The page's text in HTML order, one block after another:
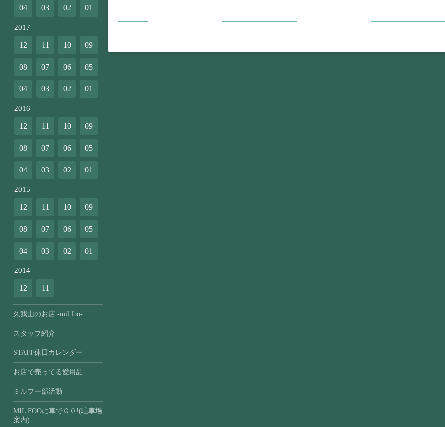
04 03 02 01
2017
12 11 10 09
08 07 06 05
04 03 02 01
2016
12 11 10 09
08 07 06 05
04 03 02 01
2015
12 11 10 09
08 07 06 05
04 03 02 01
2014
12 11
久我山のお店 -mil foo-
スタッフ紹介
STAFF休日カレンダー
お店で売ってる愛用品
ミルフー部活動
MIL FOOに車でＧＯ!(駐車場
案内)